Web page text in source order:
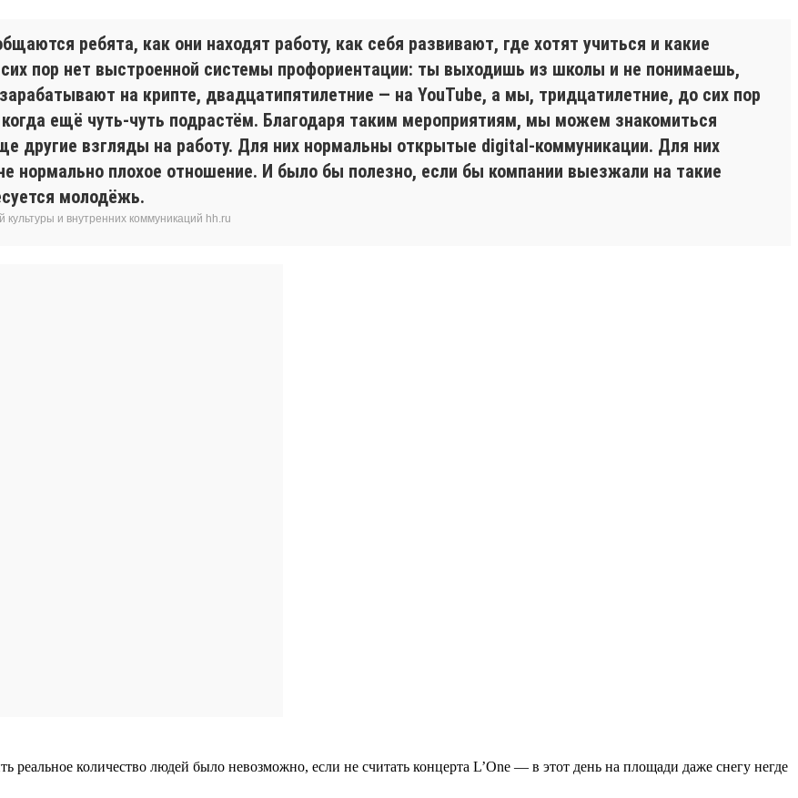
ребята, как они находят работу, как себя развивают, где хотят учиться и какие
пор нет выстроенной системы профориентации: ты выходишь из школы и не понимаешь,
на крипте, двадцатипятилетние — на YouTube, а мы, тридцатилетние, до сих пор
ещё чуть-чуть подрастём. Благодаря таким мероприятиям, мы можем знакомиться
другие взгляды на работу. Для них нормальны открытые digital-коммуникации. Для них
нормально плохое отношение. И было бы полезно, если бы компании выезжали на такие
молодёжь.
и внутренних коммуникаций hh.ru
реальное количество людей было невозможно, если не считать концерта L’One — в этот день на площади даже снегу негде